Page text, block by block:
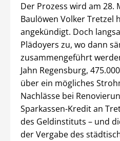
Der Prozess wird am 28.
Baulöwen Volker Tretzel
angekündigt. Doch
Plädoyers zu, wo dann
zusammengeführt
Jahn Regensburg,
über ein mögliches
Nachlässe bei
Sparkassen-Kredit an
des Geldinstituts – und
der Vergabe des